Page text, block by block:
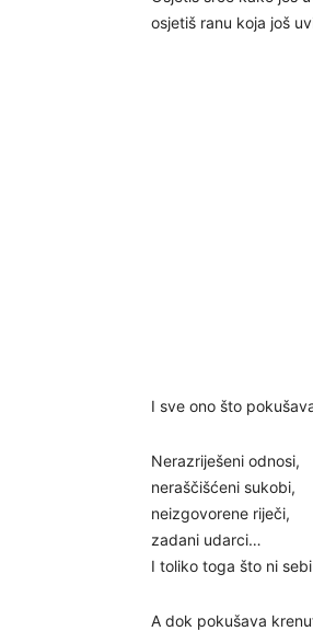
osjetiš ranu koja još
I sve ono što
Nerazriješeni odnosi,
neraščišćeni sukobi,
neizgovorene riječi,
zadani udarci…
I toliko toga što ni
A dok pokušava